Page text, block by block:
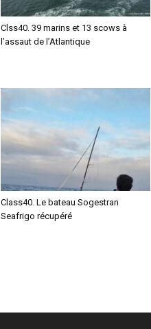
Clss40. 39 marins et 13 scows à
l’assaut de l’Atlantique
Class40. Le bateau Sogestran
Seafrigo récupéré